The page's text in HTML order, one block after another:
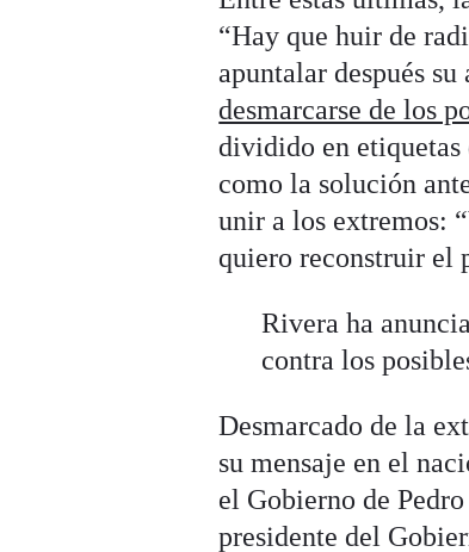
“Hay que huir de
apuntalar después
desmarcarse de los
dividido en etiquetas
como la solución
unir a los extremos:
quiero reconstruir el
Rivera ha
contra los
Desmarcado de la
su mensaje en el
el Gobierno de
presidente del